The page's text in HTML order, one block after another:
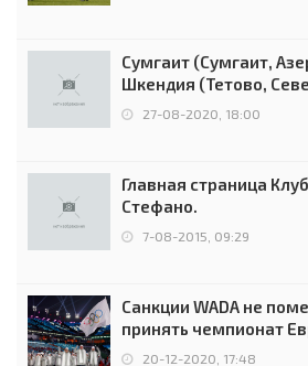
Сумгаит (Сумгаит,
Шкендия (Тетово,
0:2 (0:0)
27-08-2020, 18:00
Главная страница
Стефано.
7-08-2015, 09:29
Санкции WADA не
принять чемпионат
чемпионов.
20-12-2020, 17:48